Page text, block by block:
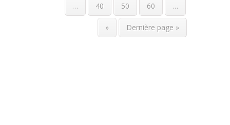
… 40 50 60 …
» Dernière page »